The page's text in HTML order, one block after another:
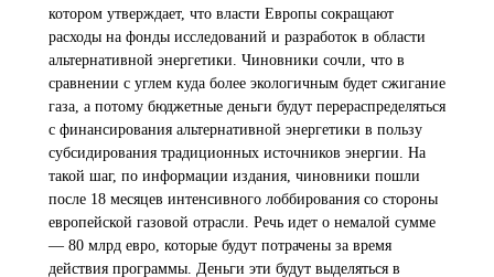
котором утверждает, что власти Европы сокращают
расходы на фонды исследований и разработок в области
альтернативной энергетики. Чиновники сочли, что в
сравнении с углем куда более экологичным будет сжигание
газа, а потому бюджетные деньги будут перераспределяться
с финансирования альтернативной энергетики в пользу
субсидирования традиционных источников энергии. На
такой шаг, по информации издания, чиновники пошли
после 18 месяцев интенсивного лоббирования со стороны
европейской газовой отрасли. Речь идет о немалой сумме
— 80 млрд евро, которые будут потрачены за время
действия программы. Деньги эти будут выделяться в